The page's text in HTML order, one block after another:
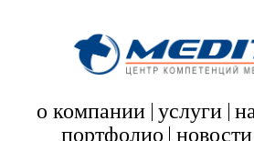
о компании услуги
портфолио новости